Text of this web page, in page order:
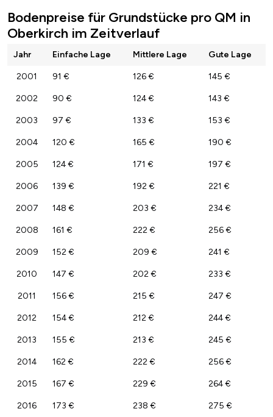
Bodenpreise für Grundstücke pro QM in
Oberkirch im Zeitverlauf
Jahr Einfache Lage Mittlere Lage Gute Lage
2001 91 € 126 € 145 €
2002 90 € 124 € 143 €
2003 97 € 133 € 153 €
2004 120 € 165 € 190 €
2005 124 € 171 € 197 €
2006 139 € 192 € 221 €
2007 148 € 203 € 234 €
2008 161 € 222 € 256 €
2009 152 € 209 € 241 €
2010 147 € 202 € 233 €
2011 156 € 215 € 247 €
2012 154 € 212 € 244 €
2013 155 € 213 € 245 €
2014 162 € 222 € 256 €
2015 167 € 229 € 264 €
2016 173 € 238 € 275 €